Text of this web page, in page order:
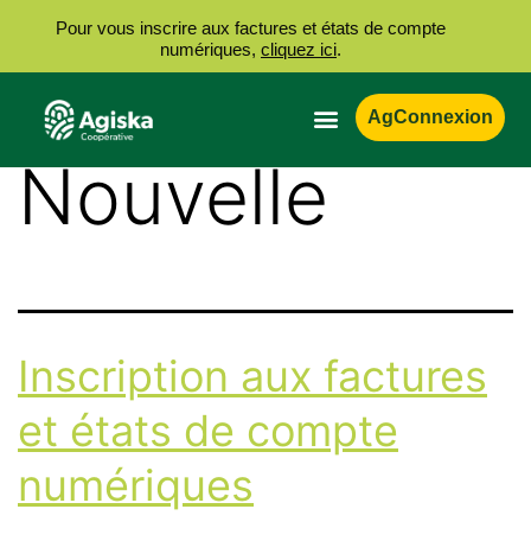
AgConnexion
Catégorie :
Nouvelle
Inscription aux factures
et états de compte
numériques
Pour vous inscrire aux factures et états de compte
numériques, cliquez ici.